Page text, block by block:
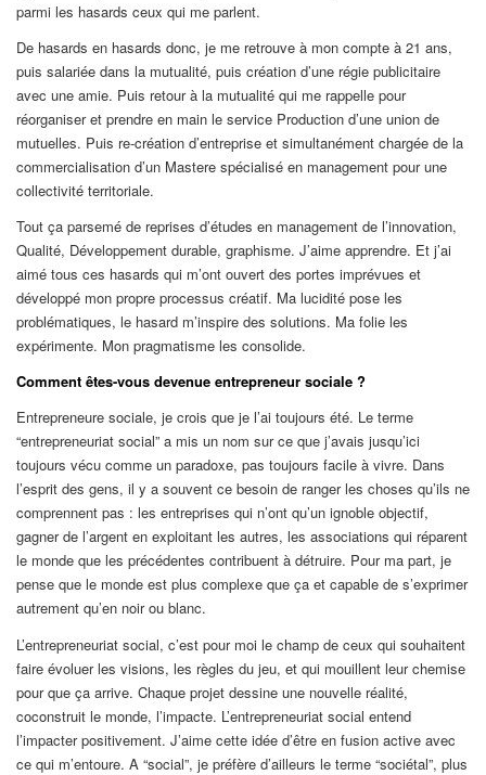
parmi les hasards ceux qui me parlent.
De hasards en hasards donc, je me retrouve à mon compte à 21 ans,
puis salariée dans la mutualité, puis création d’une régie publicitaire
avec une amie. Puis retour à la mutualité qui me rappelle pour
réorganiser et prendre en main le service Production d’une union de
mutuelles. Puis re-création d’entreprise et simultanément chargée de la
commercialisation d’un Mastere spécialisé en management pour une
collectivité territoriale.
Tout ça parsemé de reprises d’études en management de l’innovation,
Qualité, Développement durable, graphisme. J’aime apprendre. Et j’ai
aimé tous ces hasards qui m’ont ouvert des portes imprévues et
développé mon propre processus créatif. Ma lucidité pose les
problématiques, le hasard m’inspire des solutions. Ma folie les
expérimente. Mon pragmatisme les consolide.
Comment êtes-vous devenue entrepreneur sociale ?
Entrepreneure sociale, je crois que je l’ai toujours été. Le terme
“entrepreneuriat social” a mis un nom sur ce que j’avais jusqu’ici
toujours vécu comme un paradoxe, pas toujours facile à vivre. Dans
l’esprit des gens, il y a souvent ce besoin de ranger les choses qu’ils ne
comprennent pas : les entreprises qui n’ont qu’un ignoble objectif,
gagner de l’argent en exploitant les autres, les associations qui réparent
le monde que les précédentes contribuent à détruire. Pour ma part, je
pense que le monde est plus complexe que ça et capable de s’exprimer
autrement qu’en noir ou blanc.
L’entrepreneuriat social, c’est pour moi le champ de ceux qui souhaitent
faire évoluer les visions, les règles du jeu, et qui mouillent leur chemise
pour que ça arrive. Chaque projet dessine une nouvelle réalité,
coconstruit le monde, l’impacte. L’entrepreneuriat social entend
l’impacter positivement. J’aime cette idée d’être en fusion active avec
ce qui m’entoure. A “social”, je préfère d’ailleurs le terme “sociétal”, plus